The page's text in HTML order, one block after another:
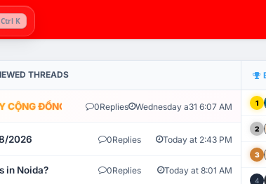
Ctrl K
THREADS
CỘNG ĐỒNG VLIKE.VN: HỆ THỐNG GIÁM SÁT TỰ
0Replies Wednesday a31 6:07 AM
2026 0Replies Today at 2:43 PM
in Noida? 0Replies Today at 8:01 AM
1
2
3
4